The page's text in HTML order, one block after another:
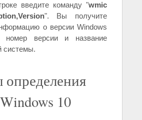
введите команду "wmic
". Вы получите
о версии Windows
номер версии и название
системы.
10